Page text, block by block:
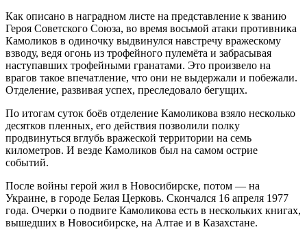
Как описано в наградном листе на представление к званию
Героя Советского Союза, во время восьмой атаки противника
Камоликов в одиночку выдвинулся навстречу вражескому
взводу, ведя огонь из трофейного пулемёта и забрасывая
наступавших трофейными гранатами. Это произвело на
врагов такое впечатление, что они не выдержали и побежали.
Отделение, развивая успех, преследовало бегущих.
По итогам суток боёв отделение Камоликова взяло несколько
десятков пленных, его действия позволили полку
продвинуться вглубь вражеской территории на семь
километров. И везде Камоликов был на самом острие
событий.
После войны герой жил в Новосибирске, потом — на
Украине, в городе Белая Церковь. Скончался 16 апреля 1977
года. Очерки о подвиге Камоликова есть в нескольких книгах,
вышедших в Новосибирске, на Алтае и в Казахстане.